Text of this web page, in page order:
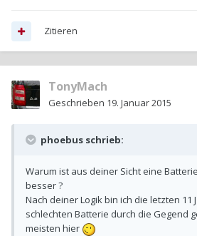
Zitieren
TonyMach
Geschrieben 19. Januar 2015
phoebus schrieb:
Warum ist aus deiner Sicht eine
besser ?
Nach deiner Logik bin ich die letzten 11
schlechten Batterie durch die Gegend
meisten hier